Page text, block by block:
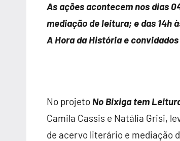
As ações acontecem nos dias
mediação de leitura; e das 14h
A Hora da História e convidados
No projeto No Bixiga tem
Camila Cassis e Natália Grisi,
de acervo literário e mediação